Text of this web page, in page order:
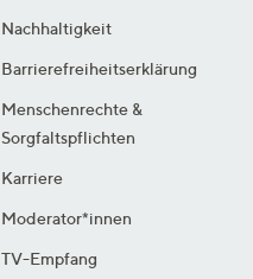
Nachhaltigkeit
Barrierefreiheitserklärung
Menschenrechte &
Sorgfaltspflichten
Karriere
Moderator*innen
TV-Empfang